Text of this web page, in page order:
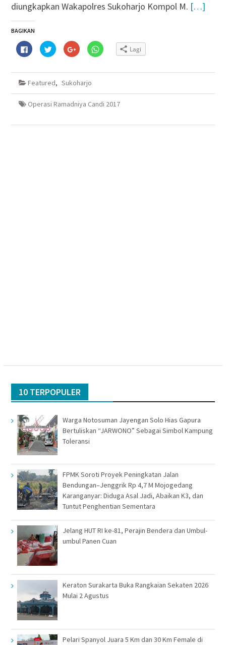
diungkapkan Wakapolres Sukoharjo Kompol M. […]
BAGIKAN
Klik
untuk
membagikan
Facebook(Membuka
jendela
baru)
Klik
untuk
berbagi
Twitter(Membuka
jendela
baru)
Klik
untuk
berbagi
Google+
di
jendela
yang
baru)
Klik
untuk
WhatsApp(Membuka
baru)
Lagi
Featured, Sukoharjo
Operasi Ramadniya Candi 2017
10 TERPOPULER
Warga Notosuman Jayengan Solo Hias Gapura
Bertuliskan “JARWONO” Sebagai Simbol Kampung
Toleransi
FPMK Soroti Proyek Peningkatan Jalan
Bendungan–Jenggrik Rp 4,7 M Mojogedang
Karanganyar: Diduga Asal Jadi, Abaikan K3, dan
Tuntut Penghentian Sementara
Jelang HUT RI ke-81, Perajin Bendera dan Umbul-
umbul Panen Cuan
Keraton Surakarta Buka Rangkaian Sekaten 2026
Mulai 2 Agustus
Pelari Spanyol Juara 5 Km dan 30 Km Female di